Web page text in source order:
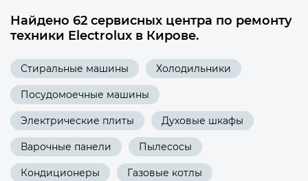
Найдено 62 сервисных центра по ремонту
техники Electrolux в Кирове.
Стиральные машины Холодильники
Посудомоечные машины
Электрические плиты Духовые шкафы
Варочные панели Пылесосы
Кондиционеры Газовые котлы